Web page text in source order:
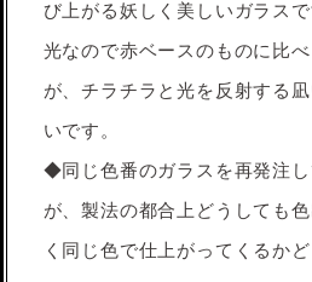
び上がる妖しく美しいガラス
光なので赤ベースのものに比
が、チラチラと光を反射する
いです。
◆同じ色番のガラスを再発注
が、製法の都合上どうしても
く同じ色で仕上がってくるか